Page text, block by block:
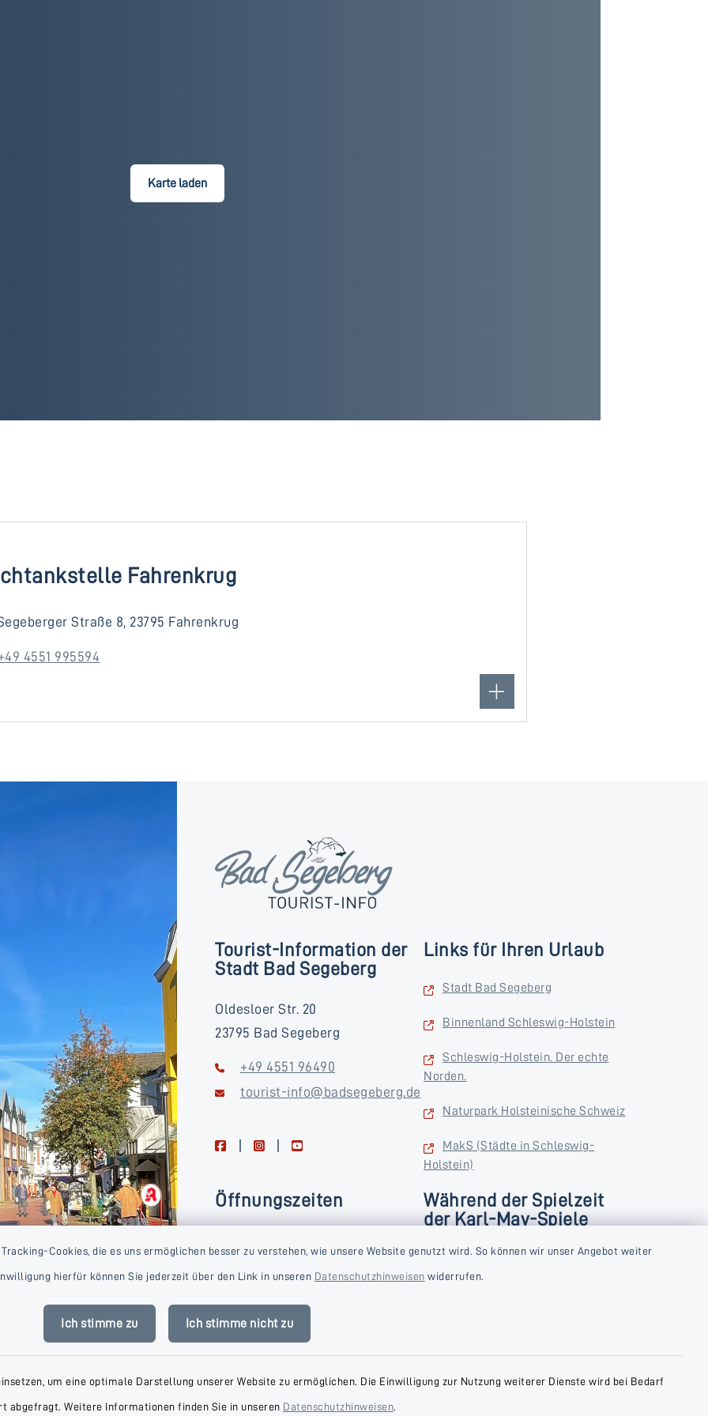
Cookies, die es uns ermöglichen besser zu verstehen, wie unsere Website genutzt wird. So können wir unser Angebot weiter
hierfür können Sie jederzeit über den Link in unseren Datenschutzhinweisen widerrufen.
Ich stimme zu Ich stimme nicht zu
um eine optimale Darstellung unserer Website zu ermöglichen. Die Einwilligung zur Nutzung weiterer Dienste wird bei Bedarf
abgefragt. Weitere Informationen finden Sie in unseren Datenschutzhinweisen.
Karte laden
Fahrenkrug
Straße 8, 23795 Fahrenkrug
4551 995594
Tourist-Information der
Stadt Bad Segeberg
Oldesloer Str. 20
23795 Bad Segeberg
+49 4551 96490
tourist-info@badsegeberg.de
facebookinstagramyoutube
Links für Ihren Urlaub
Stadt Bad Segeberg
Binnenland Schleswig-Holstein
Schleswig-Holstein. Der echte
Norden.
Naturpark Holsteinische Schweiz
MakS (Städte in Schleswig-
Holstein)
Öffnungszeiten
Freitag
09:00-16:00 Uhr
Mittwoch
09:00-14:00 Uhr
Während der Spielzeit
der Karl-May-Spiele
Donnerstag und Freitag